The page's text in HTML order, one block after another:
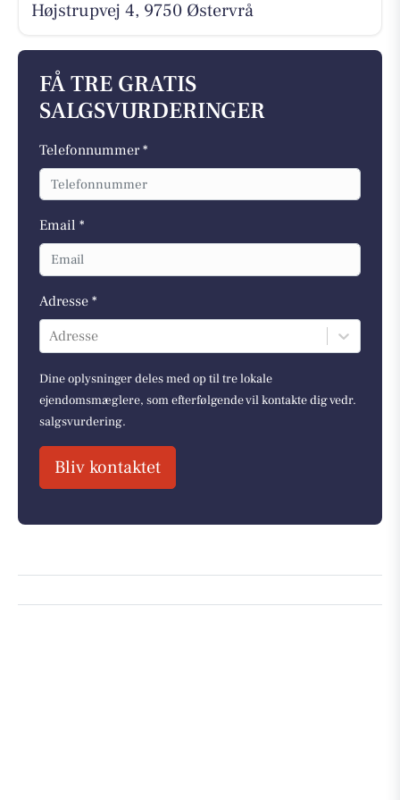
Højstrupvej 4, 9750 Østervrå
FÅ TRE GRATIS
SALGSVURDERINGER
Telefonnummer *
Email *
Adresse *
Adresse
Dine oplysninger deles med op til tre lokale
ejendomsmæglere, som efterfølgende vil kontakte dig vedr.
salgsvurdering.
Bliv kontaktet